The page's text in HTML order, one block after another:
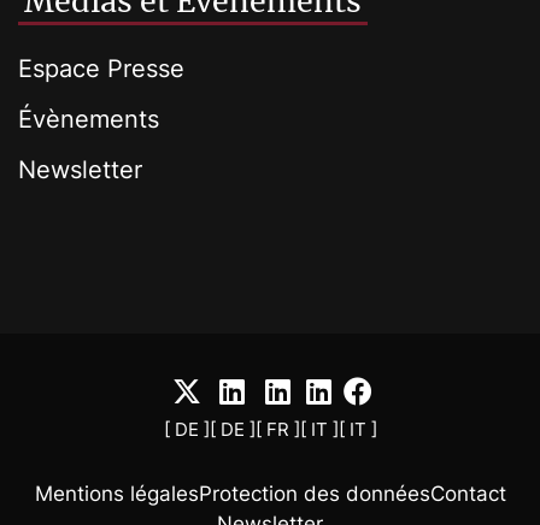
Espace Presse
Évènements
Newsletter
[ DE ][ DE ][ FR ][ IT ][ IT ]
Mentions légalesProtection des donnéesContact